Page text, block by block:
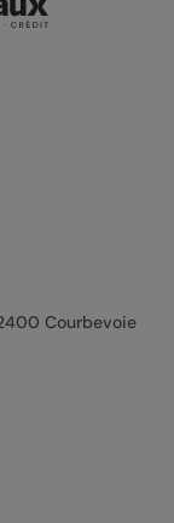
Courbevoie